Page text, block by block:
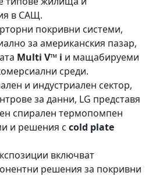
в САЩ.
покривни системи,
за американския пазар,
Multi V™ i и мащабируеми
среди.
и индустриален сектор,
за данни, LG представя
спирален термопомпен
и решения с cold plate
включват
решения за покривни